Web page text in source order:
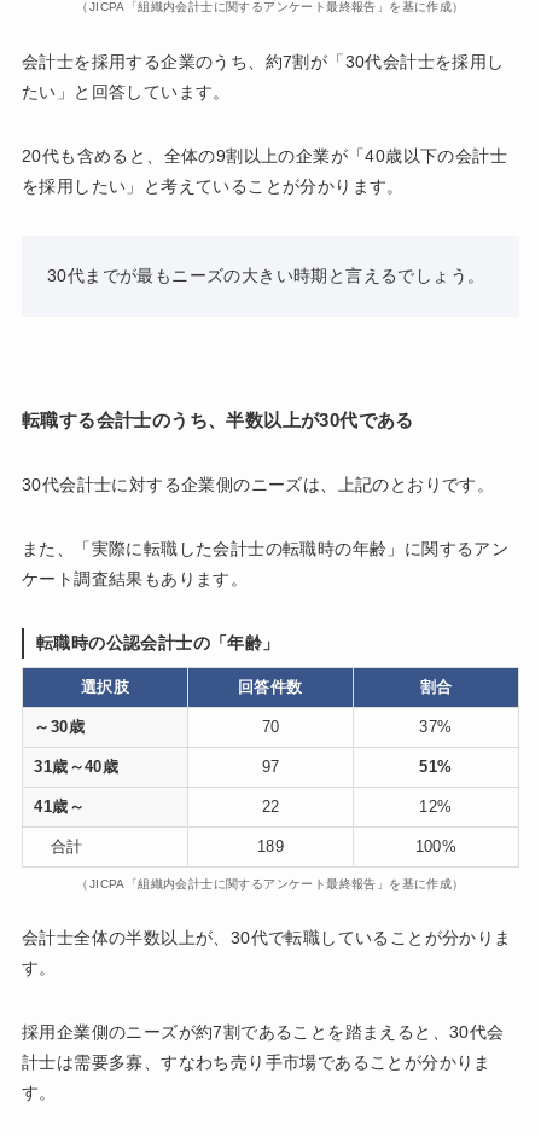
（JICPA「組織内会計士に関するアンケート最終報告」を基に作成）
会計士を採用する企業のうち、約7割が「30代会計士を採用し
たい」と回答しています。
20代も含めると、全体の9割以上の企業が「40歳以下の会計士
を採用したい」と考えていることが分かります。
30代までが最もニーズの大きい時期と言えるでしょう。
転職する会計士のうち、半数以上が30代である
30代会計士に対する企業側のニーズは、上記のとおりです。
また、「実際に転職した会計士の転職時の年齢」に関するアン
ケート調査結果もあります。
転職時の公認会計士の「年齢」
選択肢 回答件数 割合
～30歳 70 37%
31歳～40歳 97 51%
41歳～ 22 12%
合計 189 100%
（JICPA「組織内会計士に関するアンケート最終報告」を基に作成）
会計士全体の半数以上が、30代で転職していることが分かりま
す。
採用企業側のニーズが約7割であることを踏まえると、30代会
計士は需要多寡、すなわち売り手市場であることが分かりま
す。